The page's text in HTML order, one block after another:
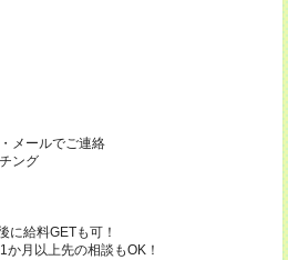
メールでご連絡
ング
給料GETも可！
月以上先の相談もOK！